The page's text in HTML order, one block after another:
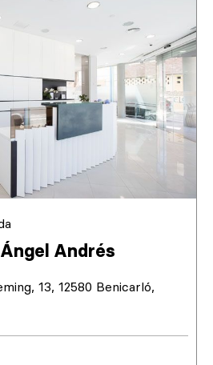
Andrés
13, 12580 Benicarló,